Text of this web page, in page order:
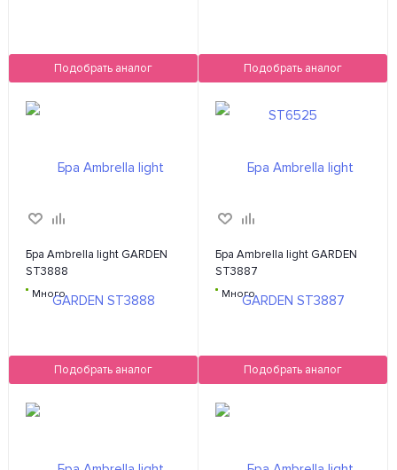
Подобрать аналог Подобрать аналог
Бра Ambrella light GARDEN
ST3888
Много
Подобрать аналог
Бра Ambrella light GARDEN
ST3887
Много
Подобрать аналог